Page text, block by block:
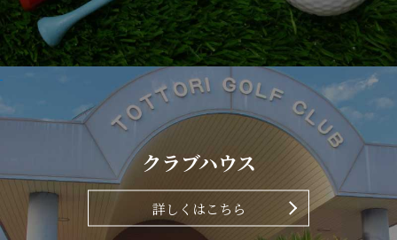
クラブハウス
詳しくはこちら